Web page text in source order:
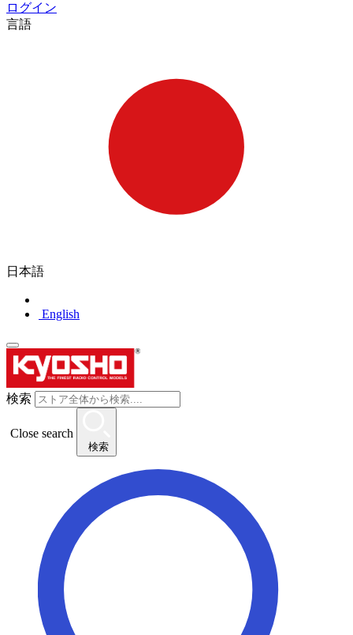
ログイン
言語
日本語
English
検索
Close search
検索